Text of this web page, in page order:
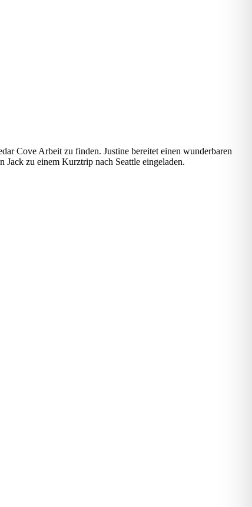
Cove Arbeit zu finden. Justine bereitet einen wunderbaren
zu einem Kurztrip nach Seattle eingeladen.